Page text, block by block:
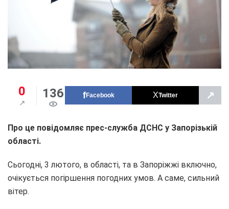
0 136 Facebook Twitter ↗
Про це повідомляє прес-служба ДСНС у Запорізькій
області.
Сьогодні, 3 лютого, в області, та в Запоріжжі включно,
очікується погіршення погодних умов. А саме, сильний
вітер.